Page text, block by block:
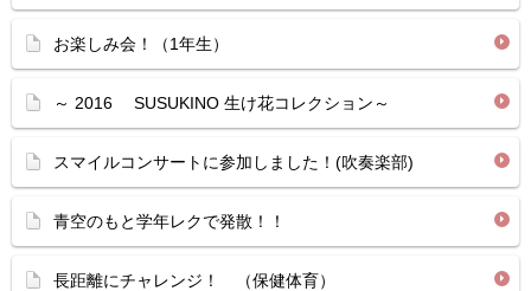
お楽しみ会！（1年生）
～ 2016 SUSUKINO 生け花コレクション～
スマイルコンサートに参加しました！(吹奏楽部)
青空のもと学年レクで発散！！
長距離にチャレンジ！ （保健体育）